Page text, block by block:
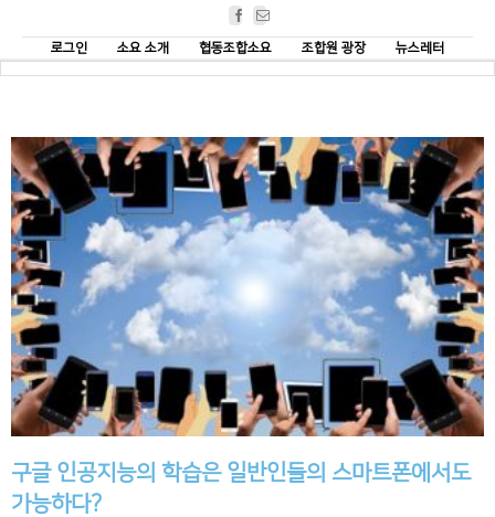
Facebook
로그인
소요 소개 협동조합소요 조합원 광장 뉴스레터
구글 인공지능의 학습은 일반인들의 스마트폰에서도
가능하다?